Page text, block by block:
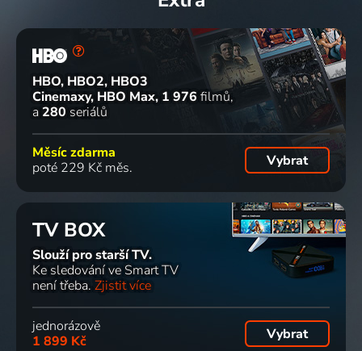
HBO, HBO2, HBO3
Cinemaxy, HBO Max 1 976 filmů
a 280 seriálů
Měsíc zdarma
poté 229 Kč měs.
Vybrat
TV BOX
Slouží pro starší TV.
Ke sledování ve Smart TV
není třeba. Zjistit více
jednorázově
1 899 Kč
Vybrat